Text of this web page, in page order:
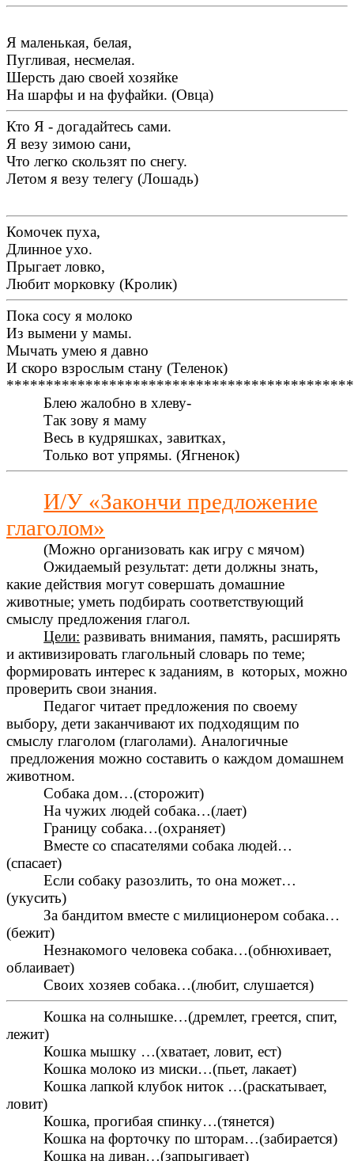
Я маленькая, белая,
Пугливая, несмелая.
Шерсть даю своей хозяйке
На шарфы и на фуфайки. (Овца)
Кто Я - догадайтесь сами.
Я везу зимою сани,
Что легко скользят по снегу.
Летом я везу телегу (Лошадь)
Комочек пуха,
Длинное ухо.
Прыгает ловко,
Любит морковку (Кролик)
Пока сосу я молоко
Из вымени у мамы.
Мычать умею я давно
И скоро взрослым стану (Теленок)
Блею жалобно в хлеву-
Так зову я маму
Весь в кудряшках, завитках,
Только вот упрямы. (Ягненок)
И/У «Закончи предложение
глаголом»
(Можно организовать как игру с мячом)
Ожидаемый результат: дети должны знать,
какие действия могут совершать домашние
животные; уметь подбирать соответствующий
смыслу предложения глагол.
Цели: развивать внимания, память, расширять
и активизировать глагольный словарь по теме;
формировать интерес к заданиям, в которых, можно
проверить свои знания.
Педагог читает предложения по своему
выбору, дети заканчивают их подходящим по
смыслу глаголом (глаголами). Аналогичные
предложения можно составить о каждом домашнем
животном.
Собака дом…(сторожит)
На чужих людей собака…(лает)
Границу собака…(охраняет)
Вместе со спасателями собака людей…
(спасает)
Если собаку разозлить, то она может…
(укусить)
За бандитом вместе с милиционером собака…
(бежит)
Незнакомого человека собака…(обнюхивает,
облаивает)
Своих хозяев собака…(любит, слушается)
Кошка на солнышке…(дремлет, греется, спит,
лежит)
Кошка мышку …(хватает, ловит, ест)
Кошка молоко из миски…(пьет, лакает)
Кошка лапкой клубок ниток …(раскатывает,
ловит)
Кошка, прогибая спинку…(тянется)
Кошка на форточку по шторам…(забирается)
Кошка на диван…(запрыгивает)